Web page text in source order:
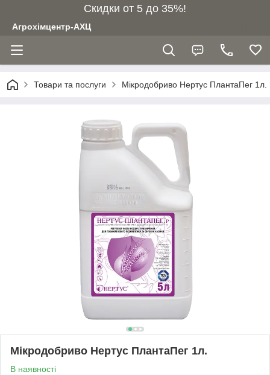
Скидки от 5 до 35%!
Агрохімцентр-АХЦ
Товари та послуги Мікродобриво Нертус ПлантаПег 1л.
Мікродобриво Нертус ПлантаПег 1л.
В наявності